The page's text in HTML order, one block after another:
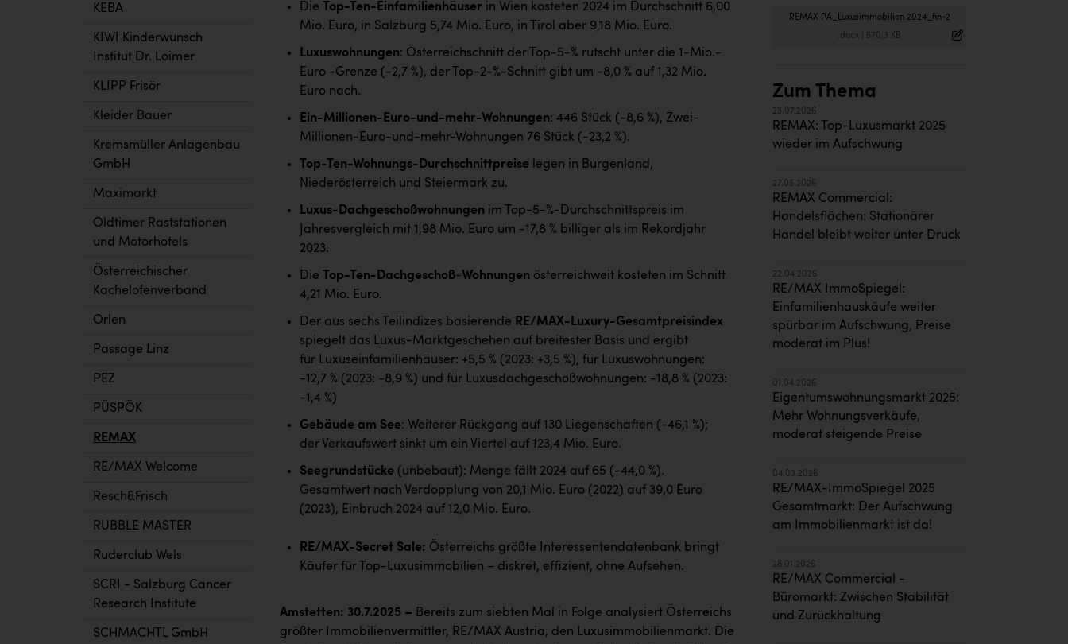
KEBA
KIWI Kinderwunsch
Institut Dr. Loimer
KLIPP Frisör
Kleider Bauer
Kremsmüller Anlagenbau
GmbH
Maximarkt
Oldtimer Raststationen
und Motorhotels
Österreichischer
Kachelofenverband
Orlen
Passage Linz
PEZ
PÜSPÖK
REMAX
RE/MAX Welcome
Resch&Frisch
RUBBLE MASTER
Ruderclub Wels
SCRI - Salzburg Cancer
Research Institute
SCHMACHTL GmbH
Die Top-Ten-Einfamilienhäuser in Wien kosteten 2024 im Durchschnitt 6,00
Mio. Euro, in Salzburg 5,74 Mio. Euro, in Tirol aber 9,18 Mio. Euro.
Luxuswohnungen: Österreichschnitt der Top-5-% rutscht unter die 1-Mio.-
Euro -Grenze (-2,7 %), der Top-2-%-Schnitt gibt um -8,0 % auf 1,32 Mio.
Euro nach.
Ein-Millionen-Euro-und-mehr-Wohnungen: 446 Stück (-8,6 %), Zwei-
Millionen-Euro-und-mehr-Wohnungen 76 Stück (-23,2 %).
Top-Ten-Wohnungs-Durchschnittpreise legen in Burgenland,
Niederösterreich und Steiermark zu.
Luxus-Dachgeschoßwohnungen im Top-5-%-Durchschnittspreis im
Jahresvergleich mit 1,98 Mio. Euro um -17,8 % billiger als im Rekordjahr
2023.
Die Top-Ten-Dachgeschoß-Wohnungen österreichweit kosteten im Schnitt
4,21 Mio. Euro.
Der aus sechs Teilindizes basierende RE/MAX-Luxury-Gesamtpreisindex
spiegelt das Luxus-Marktgeschehen auf breitester Basis und ergibt
für Luxuseinfamilienhäuser: +5,5 % (2023: +3,5 %), für Luxuswohnungen:
-12,7 % (2023: -8,9 %) und für Luxusdachgeschoßwohnungen: -18,8 % (2023:
-1,4 %)
Gebäude am See: Weiterer Rückgang auf 130 Liegenschaften (-46,1 %);
der Verkaufswert sinkt um ein Viertel auf 123,4 Mio. Euro.
Seegrundstücke (unbebaut): Menge fällt 2024 auf 65 (-44,0 %).
Gesamtwert nach Verdopplung von 20,1 Mio. Euro (2022) auf 39,0 Euro
(2023), Einbruch 2024 auf 12,0 Mio. Euro.
RE/MAX-Secret Sale: Österreichs größte Interessentendatenbank bringt
Käufer für Top-Luxusimmobilien – diskret, effizient, ohne Aufsehen.
Amstetten: 30.7.2025 – Bereits zum siebten Mal in Folge analysiert Österreichs
größter Immobilienvermittler, RE/MAX Austria, den Luxusimmobilienmarkt. Die
REMAX PA_Luxusimmobilien 2024_fin-2
.docx 570,3 KB
Zum Thema
23.07.2026
REMAX: Top-Luxusmarkt 2025
wieder im Aufschwung
27.05.2026
REMAX Commercial:
Handelsflächen: Stationärer
Handel bleibt weiter unter Druck
22.04.2026
RE/MAX ImmoSpiegel:
Einfamilienhauskäufe weiter
spürbar im Aufschwung, Preise
moderat im Plus!
01.04.2026
Eigentumswohnungsmarkt 2025:
Mehr Wohnungsverkäufe,
moderat steigende Preise
04.03.2026
RE/MAX-ImmoSpiegel 2025
Gesamtmarkt: Der Aufschwung
am Immobilienmarkt ist da!
28.01.2026
RE/MAX Commercial -
Büromarkt: Zwischen Stabilität
und Zurückhaltung